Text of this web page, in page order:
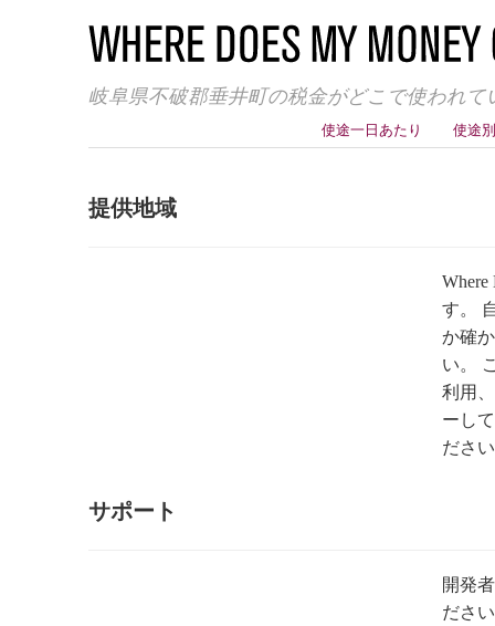
岐阜県不破郡垂井町の税金がどこで使われて
使途
使途一日あたり
提供地域
す。
か確
い。
利用
ーし
ださ
サポート
開発
ださ